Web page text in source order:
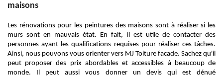
maisons
Les rénovations pour les peintures des maisons sont à réaliser si les
murs sont en mauvais état. En fait, il est utile de contacter des
personnes ayant les qualifications requises pour réaliser ces tâches.
Ainsi, nous pouvons vous orienter vers MJ Toiture facade. Sachez qu'il
peut proposer des prix abordables et accessibles à beaucoup de
monde. Il peut aussi vous donner un devis qui est dénué